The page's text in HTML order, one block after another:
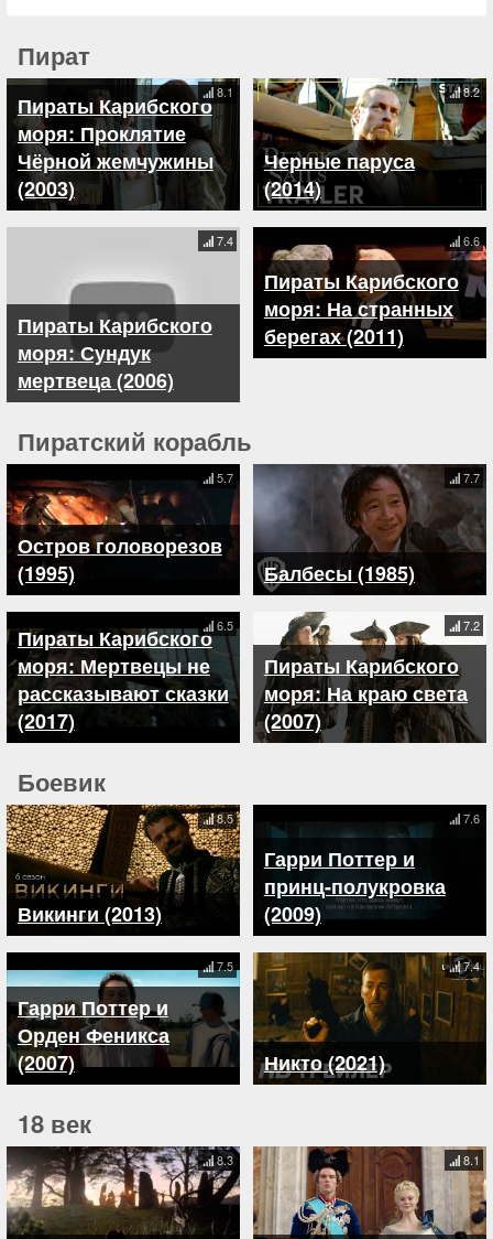
Пират
Пираты Карибского
моря: Проклятие
Чёрной жемчужины
(2003)
8.1
Черные паруса
(2014)
8.2
Пираты Карибского
моря: Сундук
мертвеца (2006)
7.4
Пираты Карибского
моря: На странных
берегах (2011)
6.6
Пиратский корабль
Остров головорезов
(1995)
5.7
Балбесы (1985)
7.7
Пираты Карибского
моря: Мертвецы не
рассказывают сказки
(2017)
6.5
Пираты Карибского
моря: На краю света
(2007)
7.2
Боевик
Викинги (2013)
8.5
Гарри Поттер и
принц-полукровка
(2009)
7.6
Гарри Поттер и
Орден Феникса
(2007)
7.5
Никто (2021)
7.4
18 век
8.3 8.1